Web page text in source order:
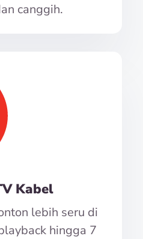
canggih.
Kabel
lebih seru di
hingga 7